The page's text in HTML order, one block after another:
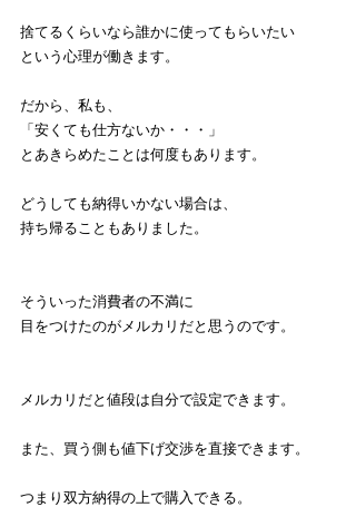
捨てるくらいなら誰かに使ってもらいたい
という心理が働きます。
だから、私も、
「安くても仕方ないか・・・」
とあきらめたことは何度もあります。
どうしても納得いかない場合は、
持ち帰ることもありました。
そういった消費者の不満に
目をつけたのがメルカリだと思うのです。
メルカリだと値段は自分で設定できます。
また、買う側も値下げ交渉を直接できます。
つまり双方納得の上で購入できる。